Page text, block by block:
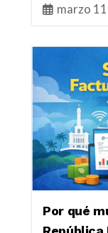
marzo
Por qué